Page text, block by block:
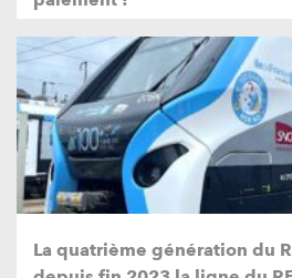
La quatrième génération du